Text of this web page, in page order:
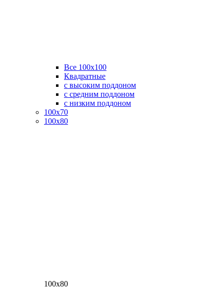
Все 100х100
Квадратные
с высоким поддоном
с средним поддоном
с низким поддоном
100х70
100х80
100х80